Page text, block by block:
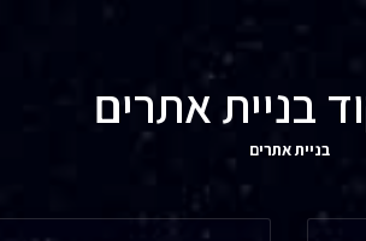
בניית אתרים
בניית אתרים